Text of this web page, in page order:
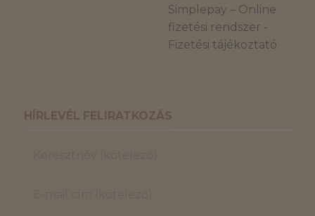
Simplepay – Online
fizetési rendszer -
Fizetési tájékoztató
HÍRLEVÉL FELIRATKOZÁS